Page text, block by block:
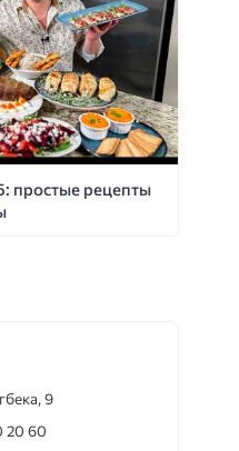
простые рецепты
9
20 60